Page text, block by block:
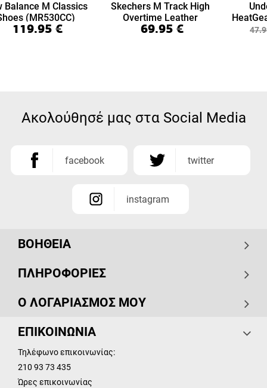
Balance M Classics
(MR530CC)
119.95 €
Skechers M Track High
Overtime Leather
(999894-BBK)
69.95 €
7/8
Ακολούθησέ μας στα Social Media
facebook twitter
instagram
ΒΟΗΘΕΙΑ
ΠΛΗΡΟΦΟΡΙΕΣ
Ο ΛΟΓΑΡΙΑΣΜΟΣ ΜΟΥ
ΕΠΙΚΟΙΝΩΝΙΑ
Τηλέφωνο επικοινωνίας:
210 93 73 435
Ώρες επικοινωνίας